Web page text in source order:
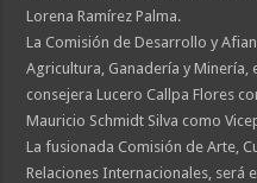
Lorena Ramírez Palma.
La Comisión de Desarrollo y
Agricultura, Ganadería y
consejera Lucero Callpa Flores
Mauricio Schmidt Silva como
La fusionada Comisión de Arte,
Relaciones Internacionales, será